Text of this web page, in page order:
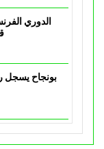
الدوري
بونجاح يسجل